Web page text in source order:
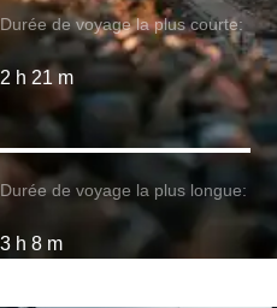
Durée de voyage la plus courte:
2 h 21 m
Durée de voyage la plus longue:
3 h 8 m